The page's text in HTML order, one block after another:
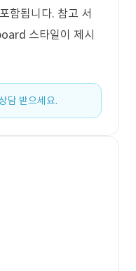
함됩니다. 참고 서
스타일이 제시
담 받으세요.